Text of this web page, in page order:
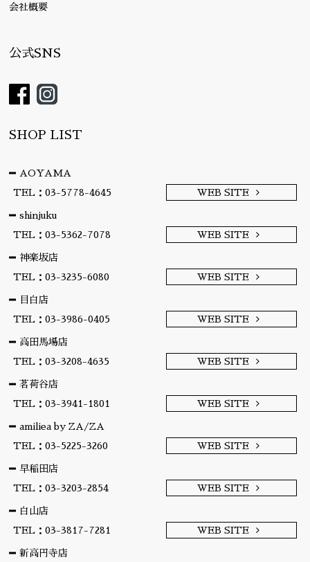
会社概要
公式SNS
SHOP LIST
AOYAMA
TEL：03-5778-4645
WEB SITE
shinjuku
TEL：03-5362-7078
WEB SITE
神楽坂店
TEL：03-3235-6080
WEB SITE
目白店
TEL：03-3986-0405
WEB SITE
高田馬場店
TEL：03-3208-4635
WEB SITE
茗荷谷店
TEL：03-3941-1801
WEB SITE
amiliea by ZA/ZA
TEL：03-5225-3260
WEB SITE
早稲田店
TEL：03-3203-2854
WEB SITE
白山店
TEL：03-3817-7281
WEB SITE
新高円寺店